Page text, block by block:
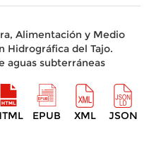
Alimentación y Medio
Hidrográfica del Tajo.
aguas subterráneas
EPUB XML JSON